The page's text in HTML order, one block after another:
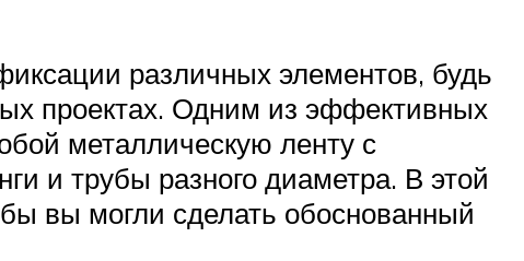
различных элементов, будь
проектах. Одним из эффективных
металлическую ленту с
и трубы разного диаметра. В этой
вы могли сделать обоснованный